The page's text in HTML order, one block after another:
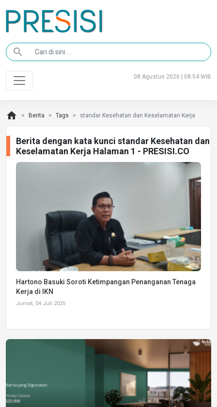
search
08 Agustus 2026 | 08:54 WIB
home Berita Tags standar Kesehatan dan Keselamatan Kerja
Berita dengan kata kunci standar Kesehatan dan
Keselamatan Kerja Halaman 1 - PRESISI.CO
Hartono Basuki Soroti Ketimpangan Penanganan Tenaga
Kerja di IKN
Jumat, 04 Juli 2025